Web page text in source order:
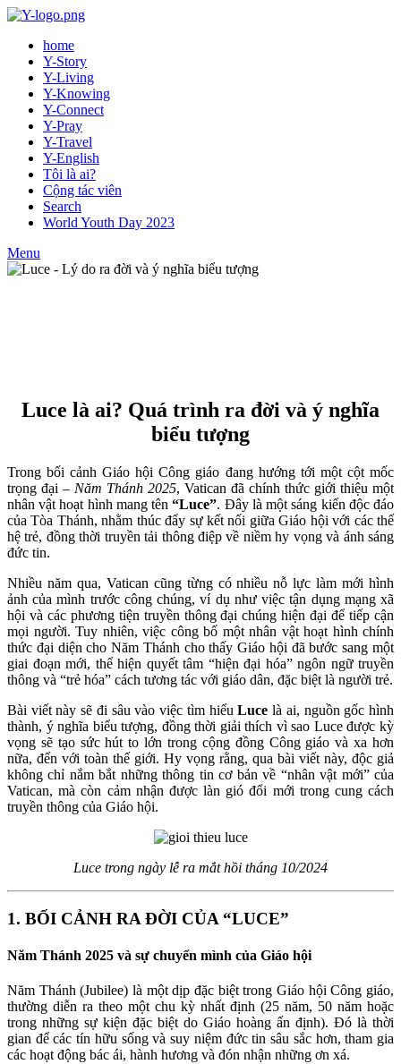
home
Y-Story
Y-Living
Y-Knowing
Y-Connect
Y-Pray
Y-Travel
Y-English
Tôi là ai?
Cộng tác viên
Search
World Youth Day 2023
Menu
Luce là ai? Quá trình ra đời và ý nghĩa
biểu tượng
Trong bối cảnh Giáo hội Công giáo đang hướng tới một cột mốc
trọng đại – Năm Thánh 2025, Vatican đã chính thức giới thiệu một
nhân vật hoạt hình mang tên“Luce”. Đây là một sáng kiến độc đáo
của Tòa Thánh, nhằm thúc đẩy sự kết nối giữa Giáo hội với các thế
hệ trẻ, đồng thời truyền tải thông điệp về niềm hy vọng và ánh sáng
đức tin.
Nhiều năm qua, Vatican cũng từng có nhiều nỗ lực làm mới hình
ảnh của mình trước công chúng, ví dụ như việc tận dụng mạng xã
hội và các phương tiện truyền thông đại chúng hiện đại để tiếp cận
mọi người. Tuy nhiên, việc công bố một nhân vật hoạt hình chính
thức đại diện cho Năm Thánh cho thấy Giáo hội đã bước sang một
giai đoạn mới, thể hiện quyết tâm “hiện đại hóa” ngôn ngữ truyền
thông và “trẻ hóa” cách tương tác với giáo dân, đặc biệt là người trẻ.
Bài viết này sẽ đi sâu vào việc tìm hiểuLuce là ai, nguồn gốc hình
thành, ý nghĩa biểu tượng, đồng thời giải thích vì sao Luce được kỳ
vọng sẽ tạo sức hút to lớn trong cộng đồng Công giáo và xa hơn
nữa, đến với toàn thế giới. Hy vọng rằng, qua bài viết này, độc giả
không chỉ nắm bắt những thông tin cơ bản về “nhân vật mới” của
Vatican, mà còn cảm nhận được làn gió đổi mới trong cung cách
truyền thông của Giáo hội.
Luce trong ngày lễ ra mắt hồi tháng 10/2024
1. BỐI CẢNH RA ĐỜI CỦA “LUCE”
Năm Thánh 2025 và sự chuyển mình của Giáo hội
Năm Thánh (Jubilee) là một dịp đặc biệt trong Giáo hội Công giáo,
thường diễn ra theo một chu kỳ nhất định (25 năm, 50 năm hoặc
trong những sự kiện đặc biệt do Giáo hoàng ấn định). Đó là thời
gian để các tín hữu sống và suy niệm đức tin sâu sắc hơn, tham gia
các hoạt động bác ái, hành hương và đón nhận những ơn xá.